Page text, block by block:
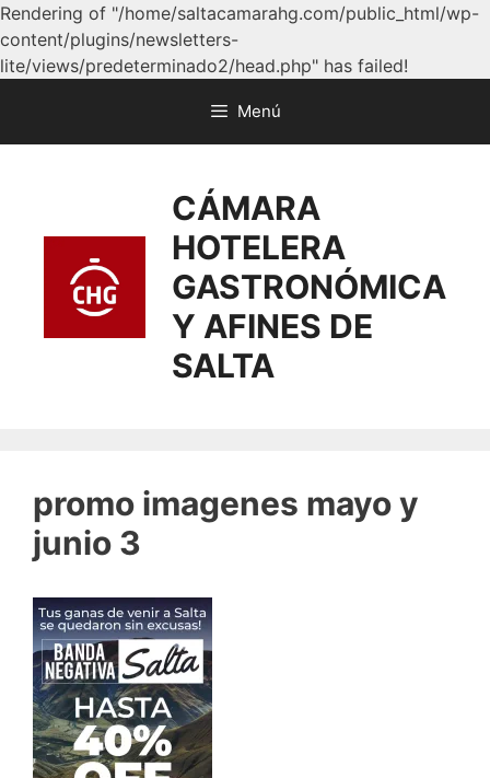
Rendering of "/home/saltacamarahg.com/public_html/wp-
content/plugins/newsletters-
lite/views/predeterminado2/head.php" has failed!
Menú
CÁMARA
HOTELERA
GASTRONÓMICA
Y AFINES DE
SALTA
promo imagenes mayo y
junio 3